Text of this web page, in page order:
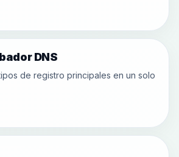
DNS
de registro principales en un solo